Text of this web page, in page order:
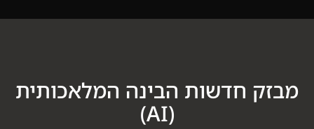
מבזק חדשות הבינה המלאכותית
(AI)